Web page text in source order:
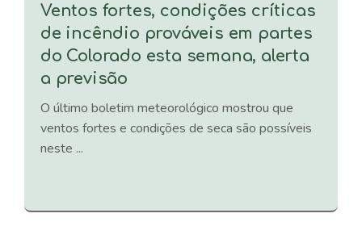
Ventos fortes, condições críticas
de incêndio prováveis ​​em partes
do Colorado esta semana, alerta
a previsão
O último boletim meteorológico mostrou que
ventos fortes e condições de seca são possíveis
neste ...